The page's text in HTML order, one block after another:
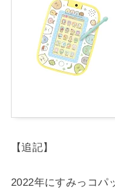
【追記】
2022年にすみっコパ